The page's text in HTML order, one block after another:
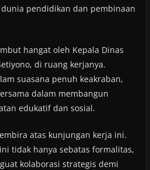
pendidikan dan pembinaan
hangat oleh Kepala Dinas
di ruang kerjanya.
suasana penuh keakraban,
dalam membangun
edukatif dan sosial.
atas kunjungan kerja ini.
tidak hanya sebatas formalitas,
kolaborasi strategis demi